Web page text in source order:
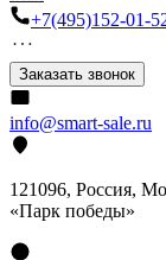
+7(495)152-01-
Заказать звонок
info@smart-sale.ru
121096, Россия,
«Парк победы»